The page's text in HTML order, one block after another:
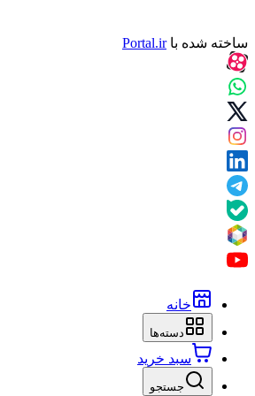
ساخته شده باPortal.ir
خانه
دسته‌ها
سبد خرید
جستجو